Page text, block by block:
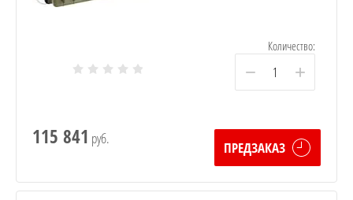
Количество:
− +
115 841 руб.
ПРЕДЗАКАЗ